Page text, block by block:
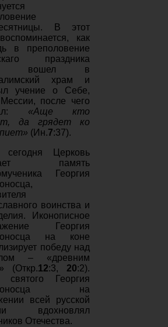
В этот
как
в преполовение
праздника
вошел в
храм и
учение о Себе,
после чего
«Аще кто
да грядет ко
(Ин.7:37).
сегодня Церковь
память
Георгия
воинства и
Иконописное
Георгия
на коне
победу над
– «древним
(Откр.12:3, 20:2).
святого
Георгия
на
всей русской
вдохновлял
Отечества.